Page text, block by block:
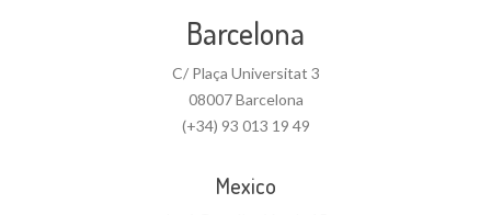
Barcelona
C/ Plaça Universitat 3
08007 Barcelona
(+34) 93 013 19 49
Mexico